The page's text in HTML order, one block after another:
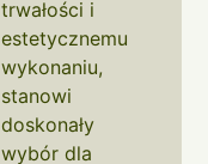
trwałości i
estetycznemu
wykonaniu,
stanowi
doskonały
wybór dla